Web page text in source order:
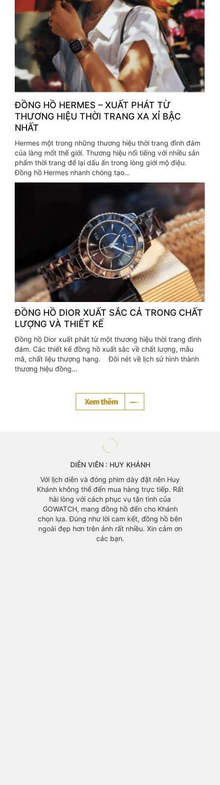
ĐỒNG HỒ HERMES – XUẤT PHÁT TỪ
THƯƠNG HIỆU THỜI TRANG XA XỈ BẬC
NHẤT
Hermes một trong những thương hiệu thời trang đình đám
của làng mốt thế giới. Thương hiệu nổi tiếng với nhiều sản
phẩm thời trang để lại dấu ấn trong lòng giới mộ điệu.
Đồng hồ Hermes nhanh chóng tạo…
ĐỒNG HỒ DIOR XUẤT SẮC CẢ TRONG CHẤT
LƯỢNG VÀ THIẾT KẾ
Đồng hồ Dior xuất phát từ một thương hiệu thời trang đình
đám. Các thiết kế đồng hồ xuất sắc về chất lượng, mẫu
mã, chất liệu thượng hạng. Đôi nét về lịch sử hình thành
thương hiệu đồng…
DIỄN VIÊN : HUY KHÁNH
Với lịch diễn và đóng phim dày đặt nên Huy
Khánh không thể đến mua hàng trực tiếp. Rất
hài lòng với cách phục vụ tận tình của
GOWATCH, mang đồng hồ đến cho Khánh
chọn lựa. Đúng như lời cam kết, đồng hồ bên
ngoài đẹp hơn trên ảnh rất nhiều. Xin cảm ơn
các bạn.